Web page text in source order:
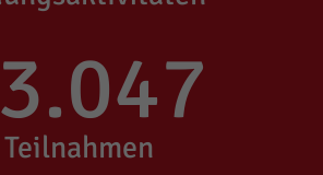
Teilnahmen